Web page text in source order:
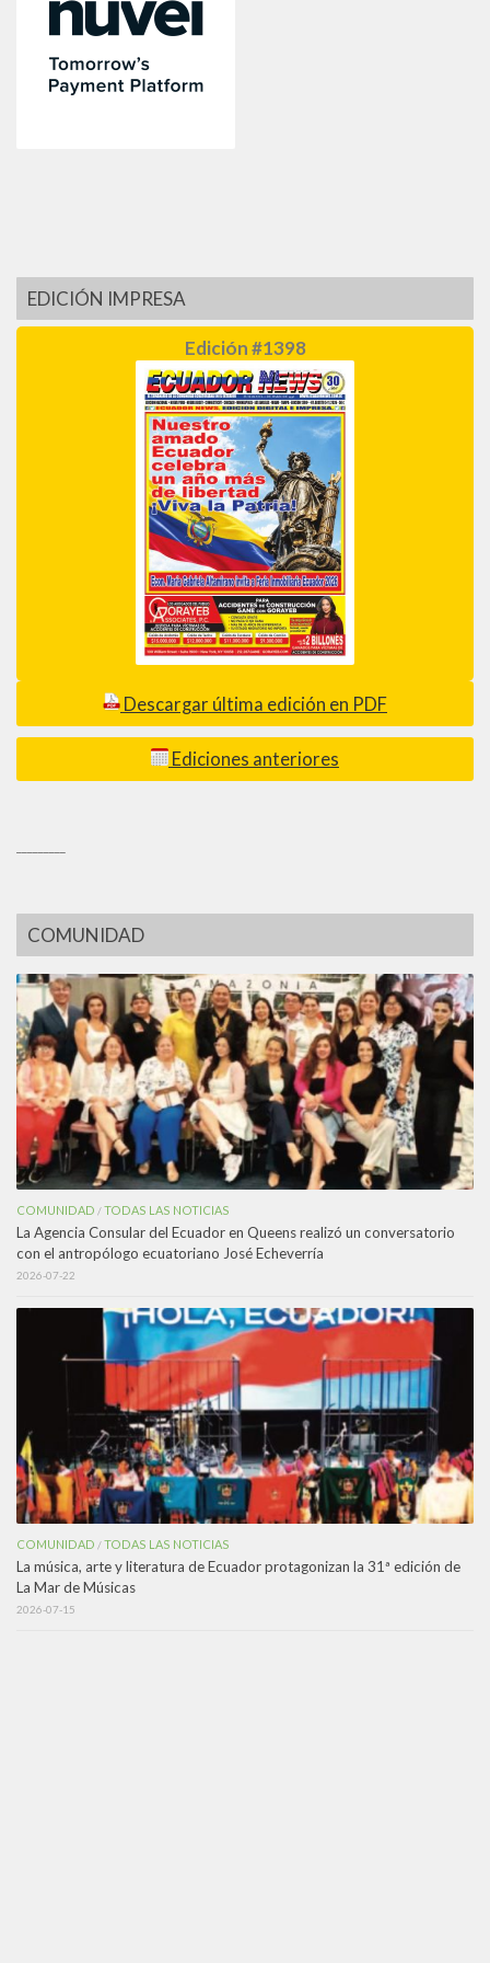
EDICIÓN IMPRESA
Edición #1398
Descargar última edición en PDF
Ediciones anteriores
COMUNIDAD
COMUNIDAD /TODAS LAS NOTICIAS
La Agencia Consular del Ecuador en Queens realizó un conversatorio
con el antropólogo ecuatoriano José Echeverría
2026-07-22
COMUNIDAD /TODAS LAS NOTICIAS
La música, arte y literatura de Ecuador protagonizan la 31ª edición de
La Mar de Músicas
2026-07-15